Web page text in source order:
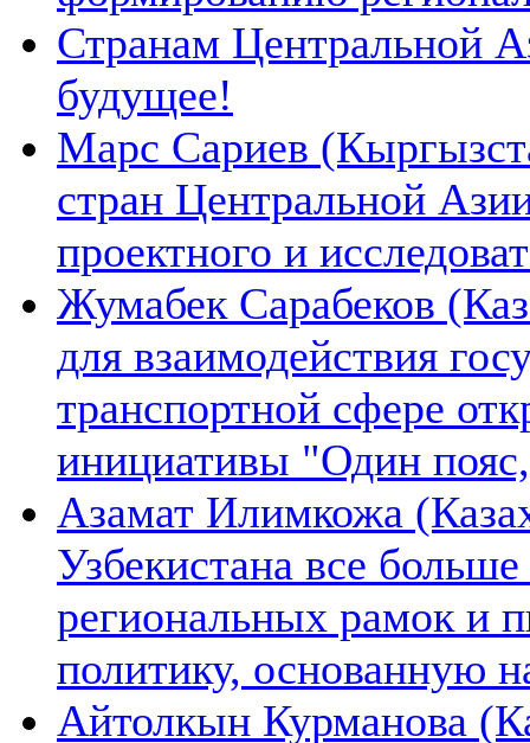
Странам Центральной
будущее!
Марс Сариев
стран Центральной
проектного и
Жумабек Сарабеков
для взаимодействия
транспортной сфере
инициативы "Один
Азамат Илимкожа
Узбекистана все
региональных рамок и
политику, основанную
Айтолкын Курманова